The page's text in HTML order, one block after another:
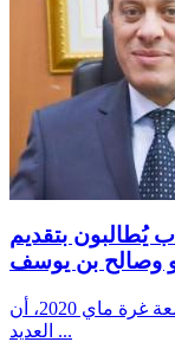
يُطالبون بتقديم
وصالح بن يوسف
نقلت صحيفة الصريح أون لاين، اليوم الجمعة غرة ماي 2020، أن
العديد ...